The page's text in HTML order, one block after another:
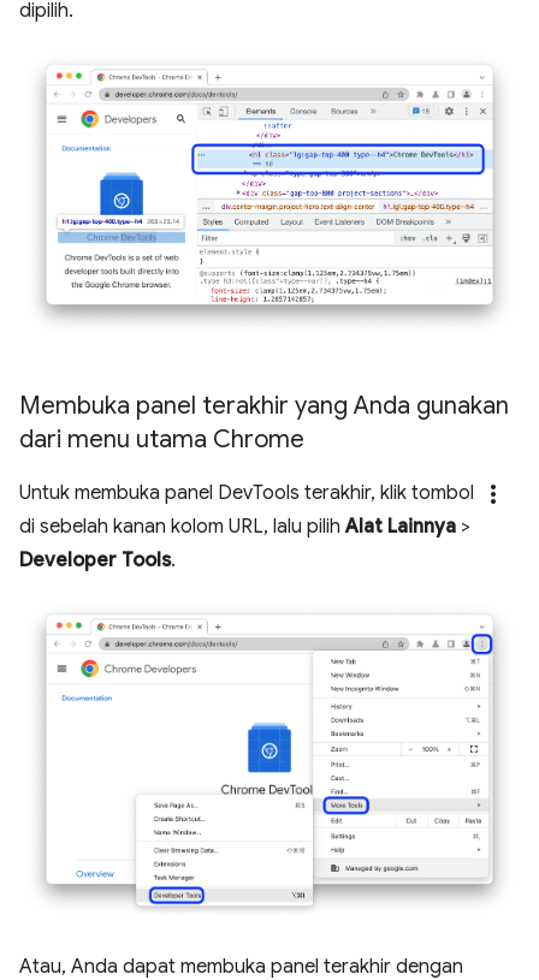
dipilih.
Membuka panel terakhir yang Anda gunakan
dari menu utama Chrome
Untuk membuka panel DevTools terakhir, klik tombol more_vert
di sebelah kanan kolom URL, lalu pilihAlat Lainnya >
Developer Tools.
Atau, Anda dapat membuka panel terakhir dengan